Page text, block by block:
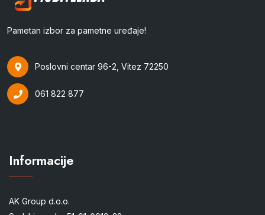
Pametan izbor za pametne uređaje!
Poslovni centar 96-2, Vitez 72250
061 822 877
Informacije
AK Group d.o.o.